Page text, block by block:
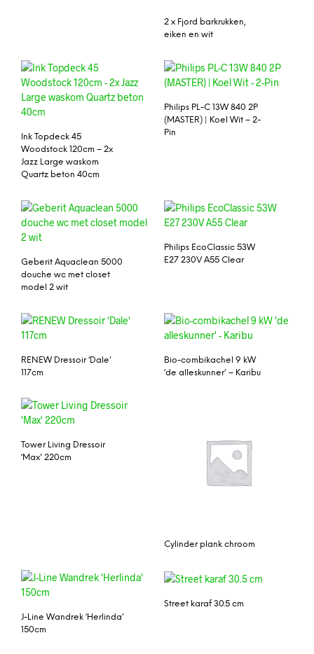
2 x Fjord barkrukken,
eiken en wit
Ink Topdeck 45
Woodstock 120cm – 2x
Jazz Large waskom
Quartz beton 40cm
Philips PL-C 13W 840 2P
(MASTER) | Koel Wit – 2-
Pin
Geberit Aquaclean 5000
douche wc met closet
model 2 wit
Philips EcoClassic 53W
E27 230V A55 Clear
RENEW Dressoir ‘Dale’
117cm
Bio-combikachel 9 kW
‘de alleskunner’ – Karibu
Tower Living Dressoir
‘Max’ 220cm
Cylinder plank chroom
J-Line Wandrek ‘Herlinda’
150cm
Street karaf 30.5 cm